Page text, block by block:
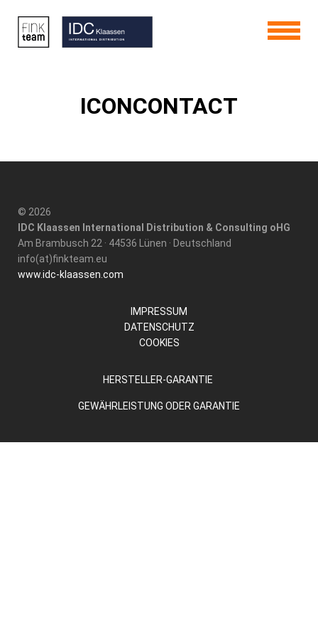
ICONCONTACT
© 2026
IDC Klaassen International Distribution & Consulting oHG
Am Brambusch 22 · 44536 Lünen · Deutschland
info(at)finkteam.eu
www.idc-klaassen.com
IMPRESSUM
DATENSCHUTZ
COOKIES
HERSTELLER-GARANTIE
GEWÄHRLEISTUNG ODER GARANTIE